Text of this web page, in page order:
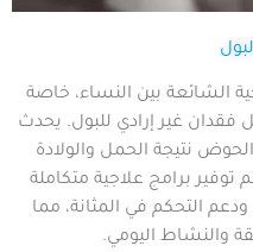
بين النساء، خاصة
غير إرادي للبول. يحدث
نتيجة الحمل والولادة
توفير برامج علاجية متكاملة
التحكم في المثانة، مما
والنشاط اليومي.